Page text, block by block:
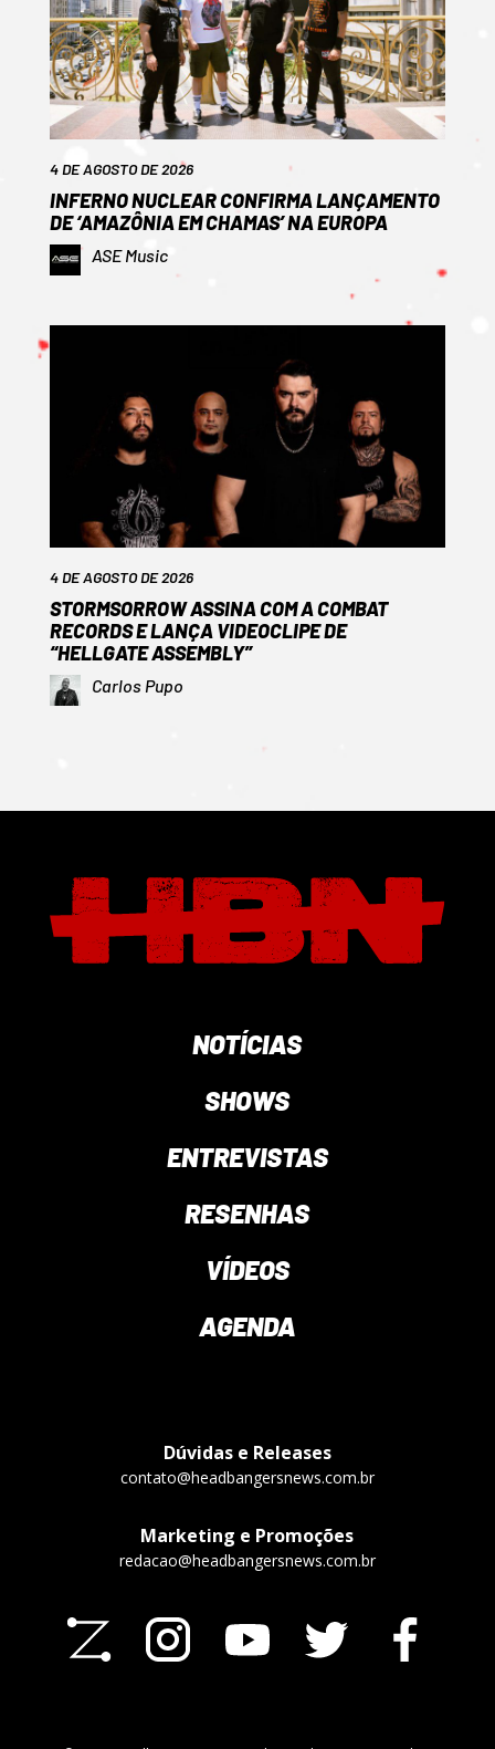
4 DE AGOSTO DE 2026
INFERNO NUCLEAR CONFIRMA LANÇAMENTO
DE ‘AMAZÔNIA EM CHAMAS’ NA EUROPA
ASE Music
4 DE AGOSTO DE 2026
STORMSORROW ASSINA COM A COMBAT
RECORDS E LANÇA VIDEOCLIPE DE
“HELLGATE ASSEMBLY”
Carlos Pupo
NOTÍCIAS
SHOWS
ENTREVISTAS
RESENHAS
VÍDEOS
AGENDA
Dúvidas e Releases
contato@headbangersnews.com.br
Marketing e Promoções
redacao@headbangersnews.com.br